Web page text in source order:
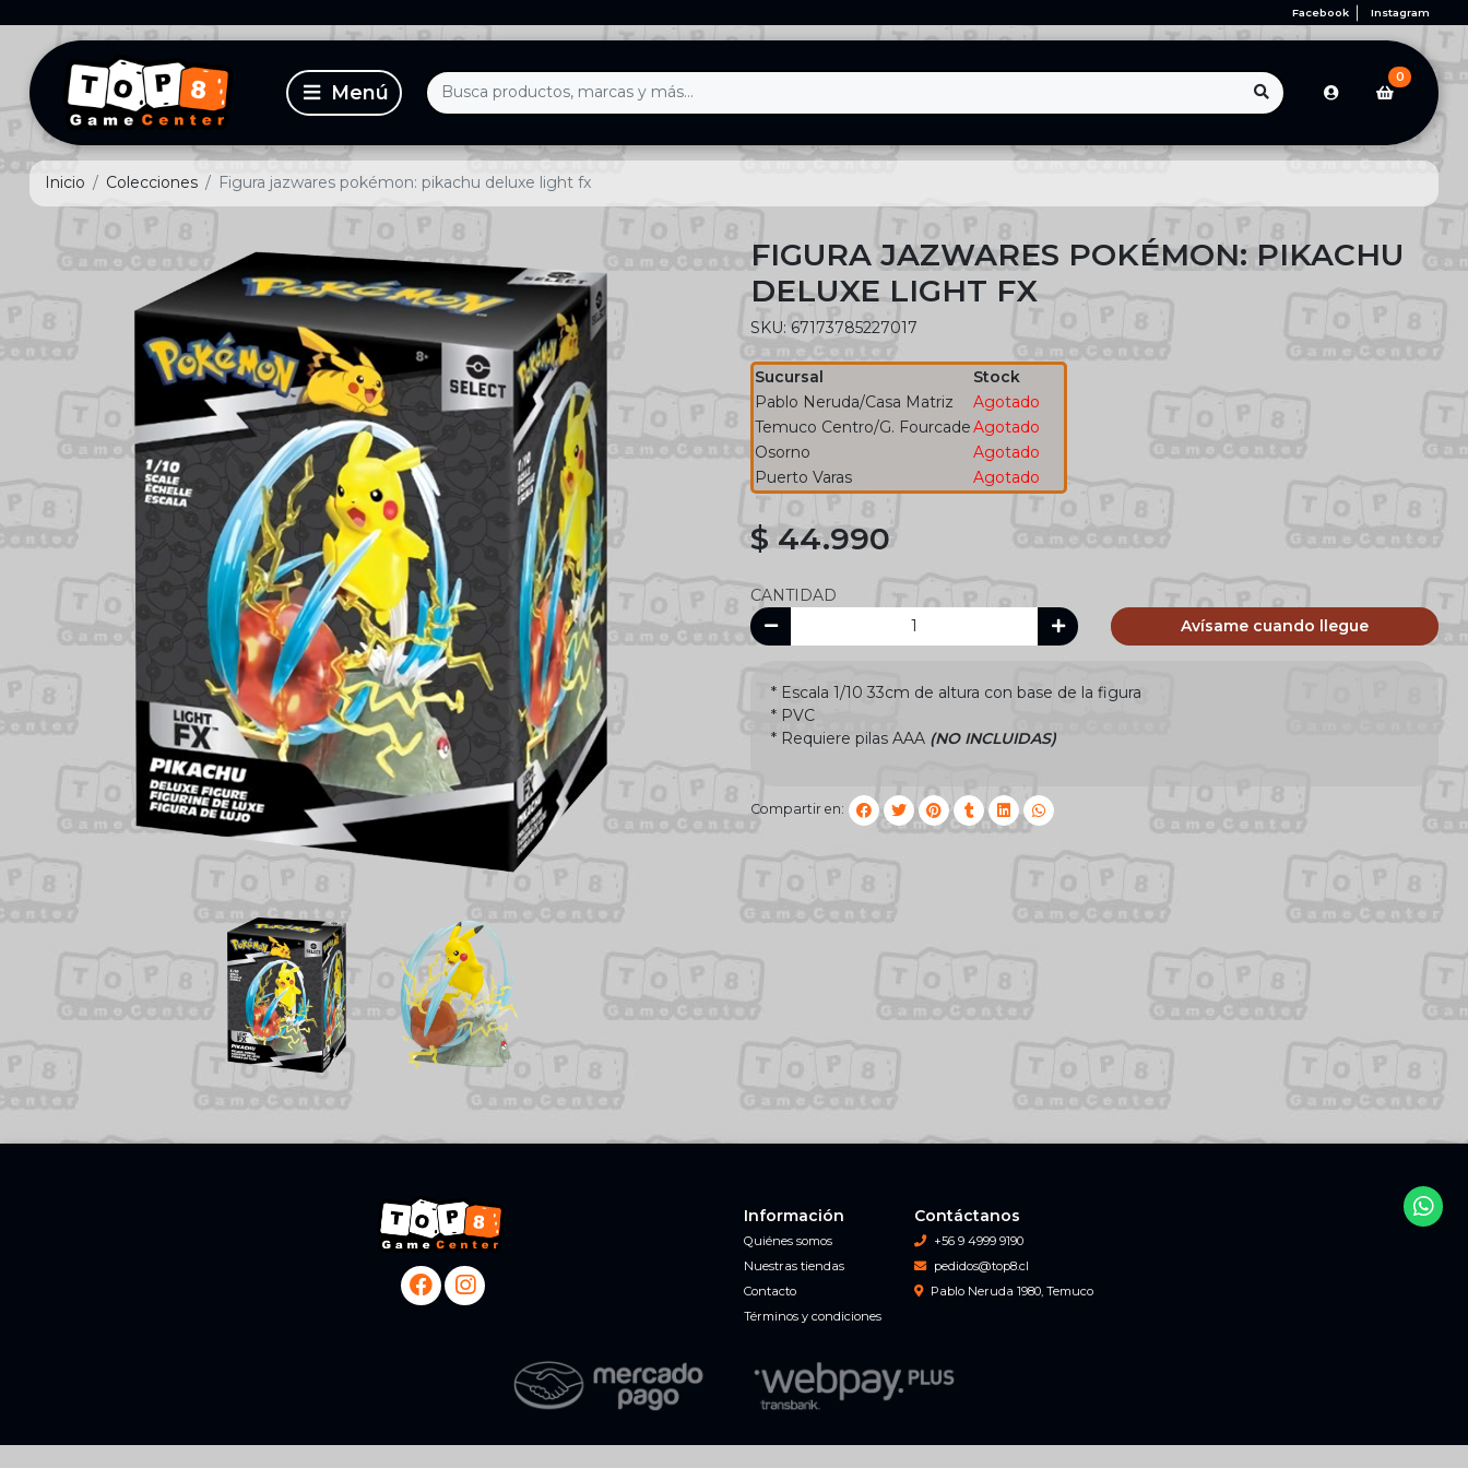
Facebook Instagram
0
Inicio Colecciones Figura jazwares pokémon: pikachu deluxe light fx
FIGURA JAZWARES POKÉMON: PIKACHU
DELUXE LIGHT FX
SKU: 67173785227017
Sucursal
Stock
Pablo Neruda/Casa Matriz
Agotado
Temuco Centro/G. FourcadeAgotado
Osorno
Agotado
Puerto Varas
Agotado
$ 44.990
CANTIDAD
Avísame cuando llegue
* Escala 1/10 33cm de altura con base de la figura
* PVC
* Requiere pilas AAA (NO INCLUIDAS)
Compartir en:
Información
Quiénes somos
Nuestras tiendas
Contacto
Términos y condiciones
Contáctanos
+56 9 4999 9190
pedidos@top8.cl
Pablo Neruda 1980, Temuco